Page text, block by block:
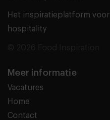
Het inspiratieplatform
hospitality
Meer informatie
Vacatures
Home
Contact